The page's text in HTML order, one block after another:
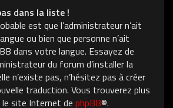
dans la liste !
est que l’administrateur n’ait
ou bien que personne n’ait
dans votre langue. Essayez de
du forum d’installer la
n’existe pas, n’hésitez pas à créer
traduction. Vous trouverez plus
site Internet de phpBB®.